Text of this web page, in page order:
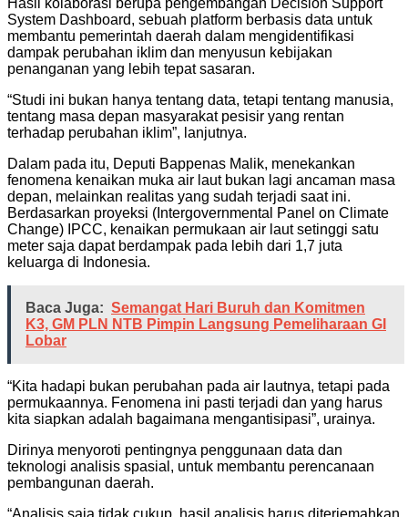
System Dashboard, sebuah platform berbasis data untuk
membantu pemerintah daerah dalam mengidentifikasi
dampak perubahan iklim dan menyusun kebijakan
penanganan yang lebih tepat sasaran.
“Studi ini bukan hanya tentang data, tetapi tentang manusia,
tentang masa depan masyarakat pesisir yang rentan
terhadap perubahan iklim”, lanjutnya.
Dalam pada itu, Deputi Bappenas Malik, menekankan
fenomena kenaikan muka air laut bukan lagi ancaman masa
depan, melainkan realitas yang sudah terjadi saat ini.
Berdasarkan proyeksi (Intergovernmental Panel on Climate
Change) IPCC, kenaikan permukaan air laut setinggi satu
meter saja dapat berdampak pada lebih dari 1,7 juta
keluarga di Indonesia.
Baca Juga: Semangat Hari Buruh dan Komitmen
K3, GM PLN NTB Pimpin Langsung Pemeliharaan GI
Lobar
“Kita hadapi bukan perubahan pada air lautnya, tetapi pada
permukaannya. Fenomena ini pasti terjadi dan yang harus
kita siapkan adalah bagaimana mengantisipasi”, urainya.
Dirinya menyoroti pentingnya penggunaan data dan
teknologi analisis spasial, untuk membantu perencanaan
pembangunan daerah.
“Analisis saja tidak cukup, hasil analisis harus diterjemahkan